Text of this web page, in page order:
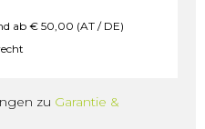
ab € 50,00 (AT / DE)
zu Garantie &